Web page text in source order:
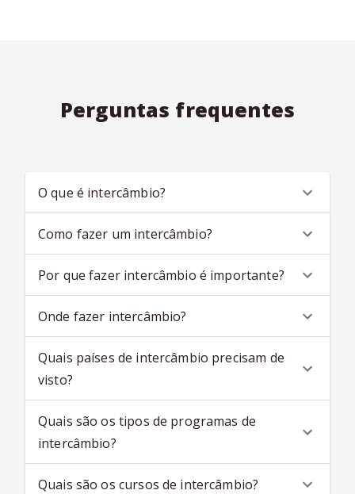
Perguntas frequentes
O que é intercâmbio?
Como fazer um intercâmbio?
Por que fazer intercâmbio é importante?
Onde fazer intercâmbio?
Quais países de intercâmbio precisam de
visto?
Quais são os tipos de programas de
intercâmbio?
Quais são os cursos de intercâmbio?